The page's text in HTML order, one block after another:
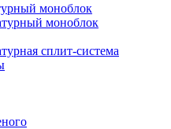
моноблок
моноблок
сплит-система